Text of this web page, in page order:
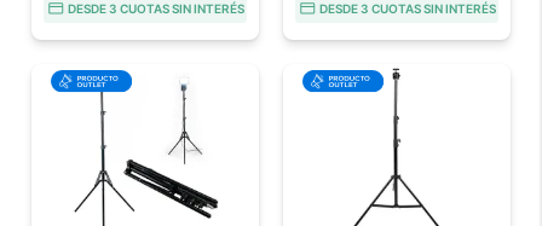
DESDE 3 CUOTAS SIN INTERÉS DESDE 3 CUOTAS SIN INTERÉS